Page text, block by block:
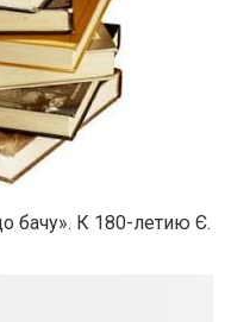
бачу». К 180-летию Є.